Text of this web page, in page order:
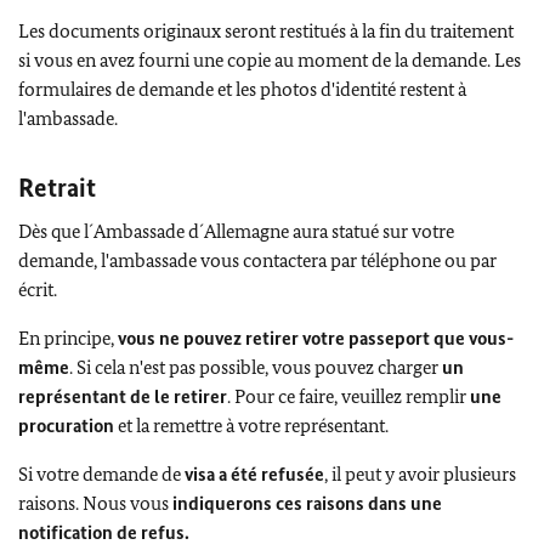
Les documents originaux seront restitués à la fin du traitement
si vous en avez fourni une copie au moment de la demande. Les
formulaires de demande et les photos d'identité restent à
l'ambassade.
Retrait
Dès que l´Ambassade d´Allemagne aura statué sur votre
demande, l'ambassade vous contactera par téléphone ou par
écrit.
En principe,vous ne pouvez retirer votre passeport que vous-
même. Si cela n'est pas possible, vous pouvez charger un
représentant de le retirer. Pour ce faire, veuillez remplir une
procuration et la remettre à votre représentant.
Si votre demande devisa a été refusée, il peut y avoir plusieurs
raisons. Nous vous indiquerons ces raisons dans une
notification de refus.